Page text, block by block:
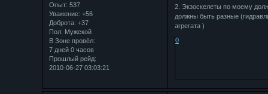
Опыт: 537
Уважение: +56
Доброта: +37
Пол: Мужской
В Зоне провёл:
7 дней 0 часов
Прошлый рейд:
2010-06-27 03:03:21
2. Экзоскелеты по моему
должны быть разные
агрегата )
0